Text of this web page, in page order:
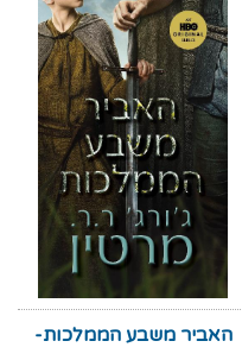
האביר משבע הממלכות-